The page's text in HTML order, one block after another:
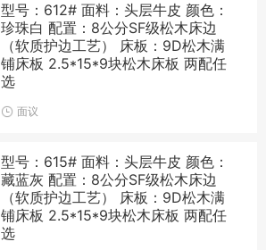
型号：612# 面料：头层牛皮 颜色：
珍珠白 配置：8公分SF级松木床边
（软质护边工艺） 床板：9D松木满
铺床板 2.5*15*9块松木床板 两配任
选
面议
型号：615# 面料：头层牛皮 颜色：
藏蓝灰 配置：8公分SF级松木床边
（软质护边工艺） 床板：9D松木满
铺床板 2.5*15*9块松木床板 两配任
选